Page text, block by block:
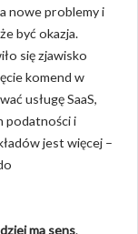
nowe problemy i
być okazja.
się zjawisko
komend w
usługę SaaS,
podatności i
jest więcej –
ma sens.